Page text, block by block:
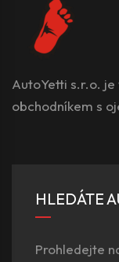
AutoYetti s.r.o.
obchodníkem s
HLEDÁTE
Prohledejte